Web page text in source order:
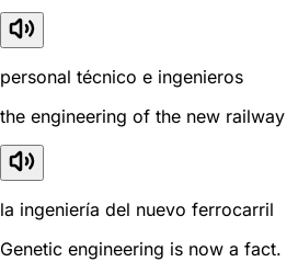
personal técnico e ingenieros
the engineering of the new railway
la ingeniería del nuevo ferrocarril
Genetic engineering is now a fact.